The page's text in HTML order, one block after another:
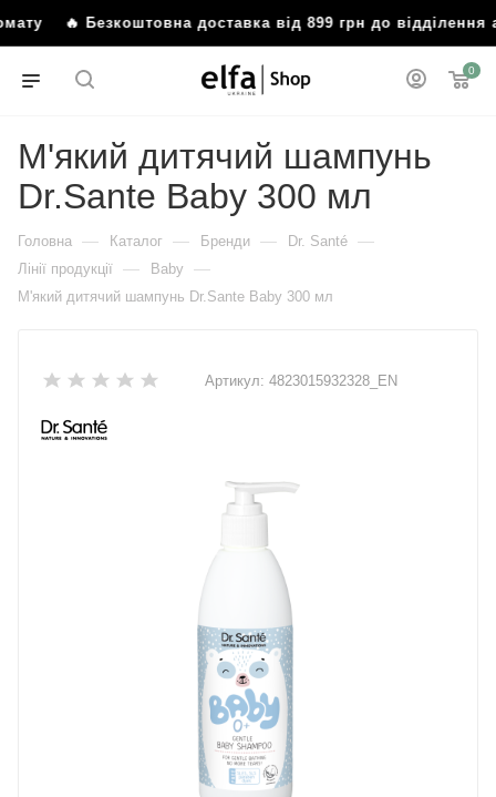
🔥 Безкоштовна доставка від 899 грн до
0
М'який дитячий шампунь
Dr.Sante Baby 300 мл
Головна — Каталог — Бренди — Dr. Santé —
Лінії продукції — Baby —
М'який дитячий шампунь Dr.Sante Baby 300 мл
Артикул: 4823015932328_EN